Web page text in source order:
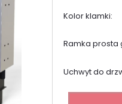
Kolor klamki:
Ramka prosta
Uchwyt do